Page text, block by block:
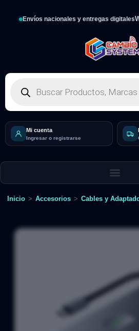
Envíos nacionales y entregas digitales
Mi cuenta
Ingresar o registrarse
Inicio > Accesorios > Cables y